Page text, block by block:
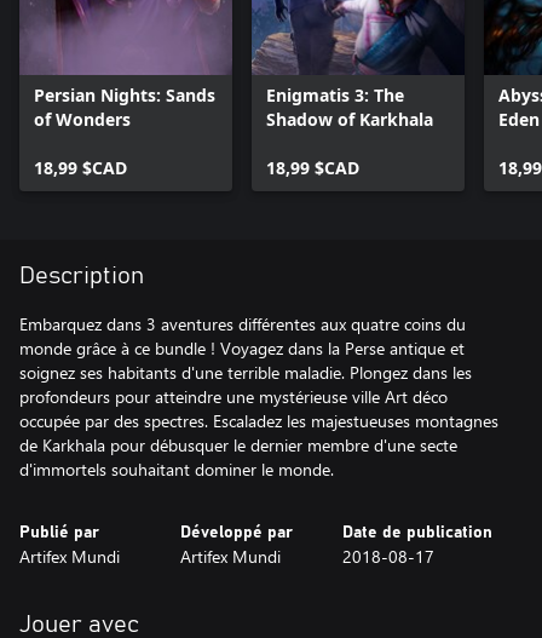
Persian Nights: Sands
of Wonders
18,99 $CAD
Enigmatis 3: The
Shadow of Karkhala
18,99 $CAD
Eden
Description
Embarquez dans 3 aventures différentes aux quatre coins du
monde grâce à ce bundle ! Voyagez dans la Perse antique et
soignez ses habitants d'une terrible maladie. Plongez dans les
profondeurs pour atteindre une mystérieuse ville Art déco
occupée par des spectres. Escaladez les majestueuses montagnes
de Karkhala pour débusquer le dernier membre d'une secte
d'immortels souhaitant dominer le monde.
Publié par
Artifex Mundi
Développé par
Artifex Mundi
Date de publication
2018-08-17
Jouer avec